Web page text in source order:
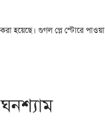
হয়েছে। গুগল প্লে স্টোরে পাওয়া